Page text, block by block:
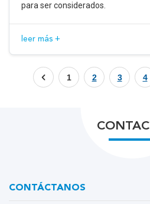
para ser considerados.
leer más +
1 2 3 4
CONTÁCTANOS